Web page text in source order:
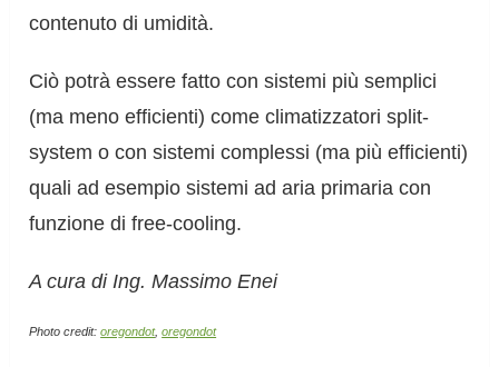
contenuto di umidità.
Ciò potrà essere fatto con sistemi più semplici
(ma meno efficienti) come climatizzatori split-
system o con sistemi complessi (ma più efficienti)
quali ad esempio sistemi ad aria primaria con
funzione di free-cooling.
A cura di Ing. Massimo Enei
Photo credit:oregondot,oregondot